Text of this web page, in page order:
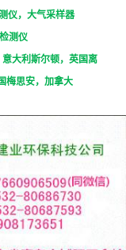
仪，大气采样器
测仪
大利斯尔顿，英国离
梅思安，加拿大